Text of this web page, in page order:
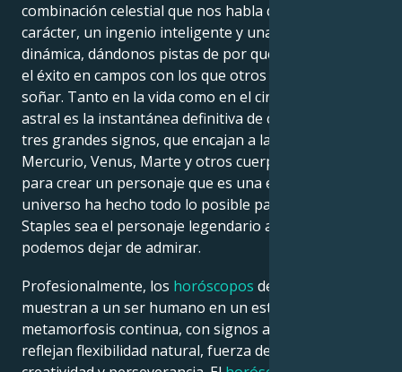
combinación celestial que nos habla de un gran
carácter, un ingenio inteligente y una presencia
dinámica, dándonos pistas de por qué ha alcanzado
el éxito en campos con los que otros sólo pueden
soñar. Tanto en la vida como en el cine, su carta
astral es la instantánea definitiva de cada uno de sus
tres grandes signos, que encajan a la perfección con
Mercurio, Venus, Marte y otros cuerpos celestes
para crear un personaje que es una estrella. El
universo ha hecho todo lo posible para que Vince
Staples sea el personaje legendario al que no
podemos dejar de admirar.
Profesionalmente, los horóscopos de Vince Staples
muestran a un ser humano en un estado de
metamorfosis continua, con signos astrológicos que
reflejan flexibilidad natural, fuerza de voluntad,